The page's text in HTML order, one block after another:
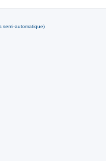
semi-automatique)